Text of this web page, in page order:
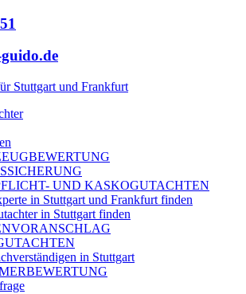
UND KASKOGUTACHTEN
in Stuttgart und Frankfurt finden
in Stuttgart finden
in Stuttgart